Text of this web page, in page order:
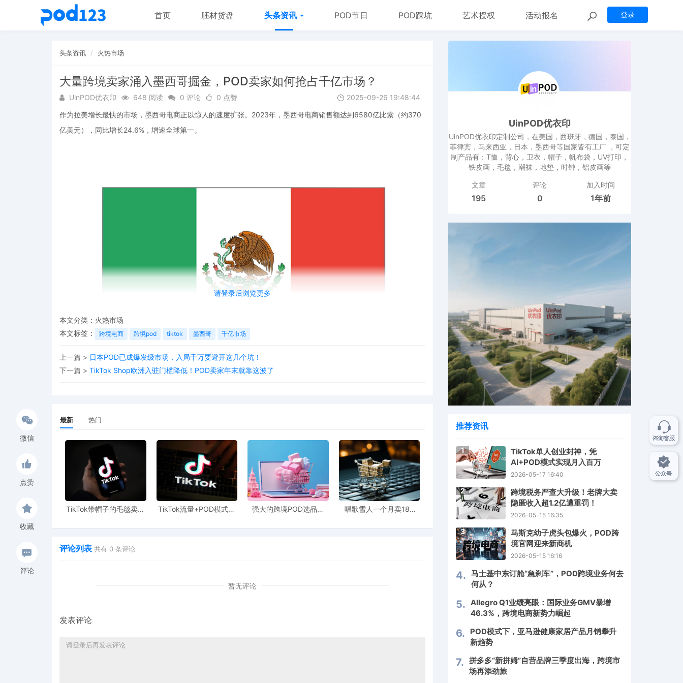
登录
首页 胚材货盘 头条资讯 POD节日 POD踩坑 艺术授权 活动报名
头条资讯 火热市场
大量跨境卖家涌入墨西哥掘金，POD卖家如何抢占千亿市场？
UinPOD优衣印 648 阅读 0 评论 0 点赞 2025-09-26 19:48:44
请登录后浏览更多
作为拉美增长最快的市场，墨西哥电商正以惊人的速度扩张。2023年，墨西哥电商销售额达到6580亿比索（约370
亿美元），同比增长24.6%，增速全球第一。
目前中国跨境“四小龙”已经扎堆进场，TikTok shop 墨西哥站才开站不久，每月GMV已经超过3000万美元，远超欧洲
多数国家。
微信
点赞
收藏
评论
本文分类： 火热市场
本文标签：
跨境电商 跨境pod tiktok 墨西哥 千亿市场
上一篇 > 日本POD已成爆发级市场，入局千万要避开这几个坑！
下一篇 > TikTok Shop欧洲入驻门槛降低！POD卖家年末就靠这波了
最新 热门
TikTok带帽子的毛毯卖爆
TikTok流量+POD模式，
强大的跨境POD选品工
唱歌雪人一个月卖183
评论列表 共有 0 条评论
暂无评论
发表评论
UinPOD优衣印
UinPOD优衣印定制公司，在美国，西班牙，德国，泰国，
菲律宾，马来西亚，日本，墨西哥等国家皆有工厂 ，可定
制产品有：T恤，背心，卫衣，帽子，帆布袋，UV打印，
铁皮画，毛毯，潮袜，地垫，时钟，铝皮画等
文章
195
评论
0
加入时间
1年前
推荐资讯
1
TikTok单人创业封神，凭
AI+POD模式实现月入百万
2026-05-17 16:40
2
跨境税务严查大升级！老牌大卖
隐匿收入超1.2亿遭重罚！
2026-05-15 16:35
3
马斯克幼子虎头包爆火，POD跨
境官网迎来新商机
2026-05-15 16:16
4. 马士基中东订舱“急刹车”，POD跨境业务何去
何从？
5. Allegro Q1业绩亮眼：国际业务GMV暴增
46.3%，跨境电商新势力崛起
6.
POD模式下，亚马逊健康家居产品月销攀升
新趋势
7. 拼多多“新拼姆”自营品牌三季度出海，跨境市
场再添劲旅